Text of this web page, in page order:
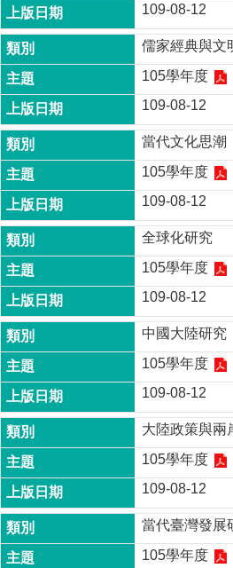
博
士
班
碩
士
班
在
職
專
班
學
術
研
究
國
家
發
展
研
究
期
刊
口
試
專
區
109-08-12
儒家經典與文
105學年度
109-08-12
當代文化思潮
105學年度
109-08-12
全球化研究
105學年度
109-08-12
中國大陸研究
105學年度
109-08-12
大陸政策與兩
105學年度
109-08-12
當代臺灣發展
105學年度